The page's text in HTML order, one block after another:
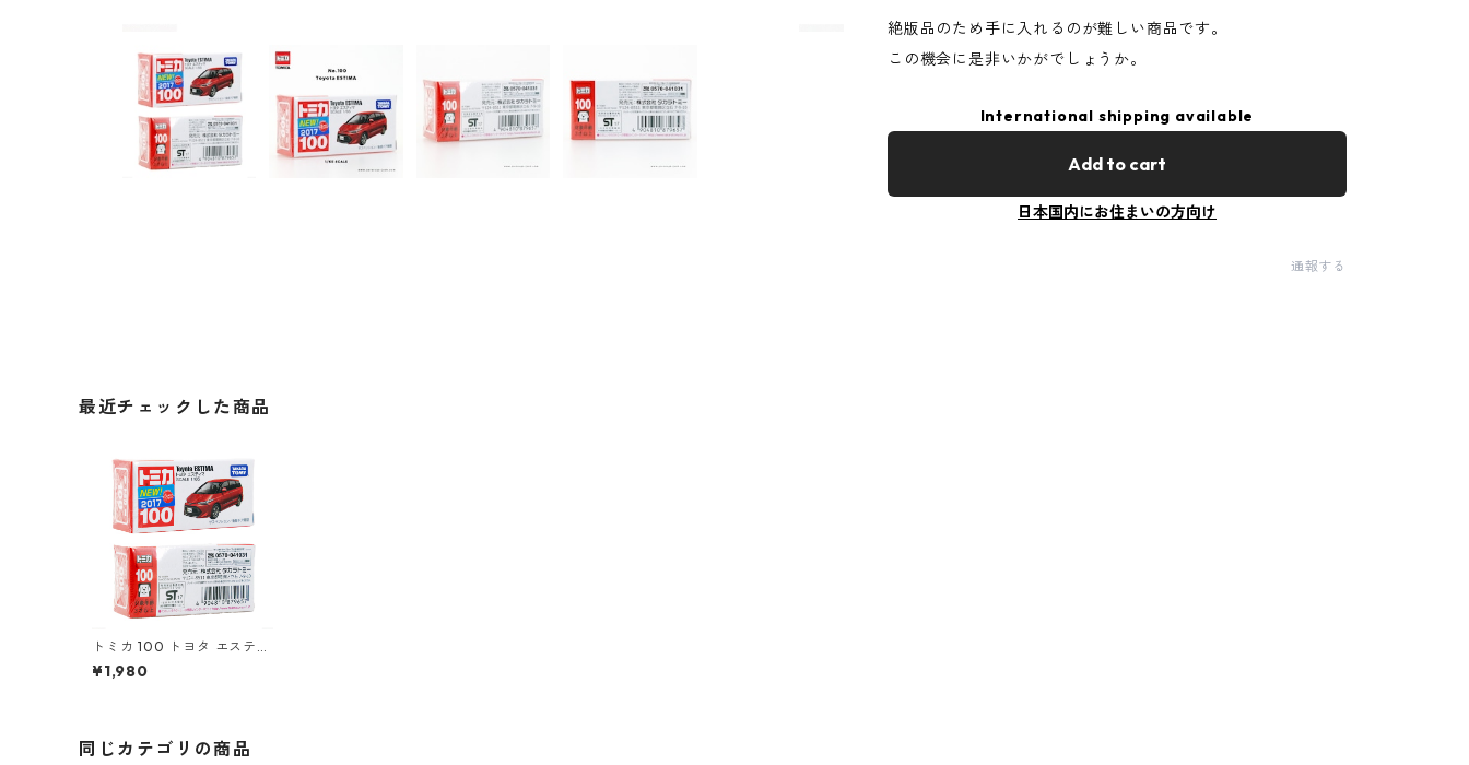
絶版品のため手に入れるのが難しい商品です。
この機会に是非いかがでしょうか。
International shipping available
Add to cart
日本国内にお住まいの方向け
通報する
最近チェックした商品
トミカ 100 トヨタ エスティ
マ #10879657
¥1,980
同じカテゴリの商品